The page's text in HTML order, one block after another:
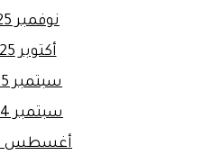
نوفمبر 2025
أكتوبر 2025
سبتمبر 2025
سبتمبر 2024
أغسطس 2024